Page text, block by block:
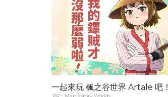
一起來玩 楓之谷世界 Artale 吧！